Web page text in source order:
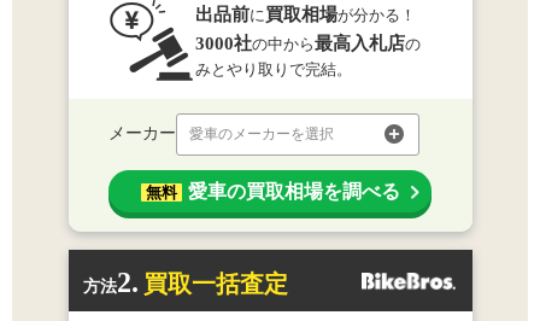
出品前に 買取相場が分かる！
3000社の中から最高入札店の
みとやり取りで完結。
メーカー 愛車のメーカーを選択
無料 愛車の買取相場を調べる
方法2. 買取一括査定